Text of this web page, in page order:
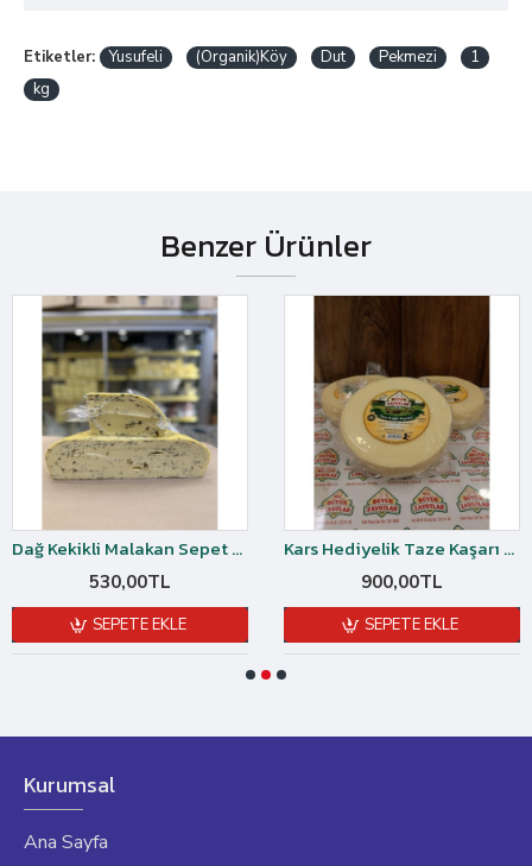
Etiketler: Yusufeli (Organik)Köy Dut Pekmezi
1
kg
Benzer Ürünler
Dağ Kekikli Malakan Sepet Kaşar Peyniri Şirden Mayalı- 1kg
530,00TL
SEPETE EKLE
Kars Hediyelik Taze Kaşarı Şirden Mayalı vakumlu 2 Kğ
900,00TL
SEPETE EKLE
Kurumsal
Ana Sayfa